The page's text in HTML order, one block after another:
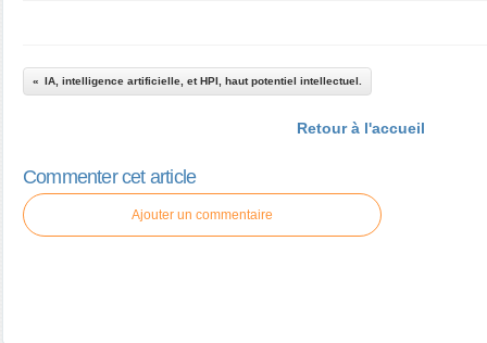
IA, intelligence artificielle, et HPI, haut potentiel intellectuel.
Retour à l'accueil
Commenter cet article
Ajouter un commentaire